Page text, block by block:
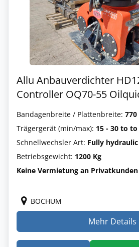
Allu Anbauverdichter
Controller OQ70-55
Bandagenbreite / Plattenbreite: 770
Trägergerät (min/max): 15 - 30 to to
Schnellwechsler Art: Fully hydraulic
Betriebsgewicht: 1200 Kg
Keine Vermietung an Privatkunden
BOCHUM
Mehr Details